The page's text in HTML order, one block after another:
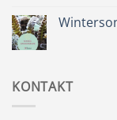
Sommer
&
KONTAKT